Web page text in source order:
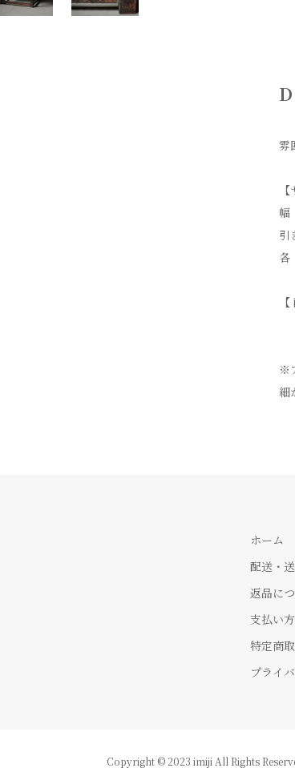
雰
引
※
細
ホーム
配送・
返品に
支払い
特定商
プライ
Copyright © 2023 imiji All Rights